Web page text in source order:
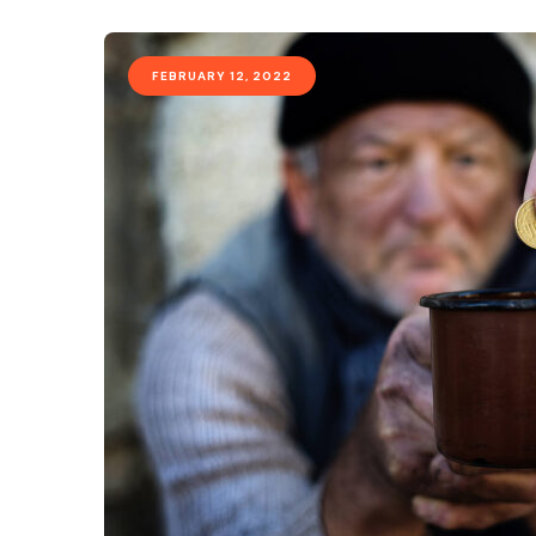
FEBRUARY 12, 2022